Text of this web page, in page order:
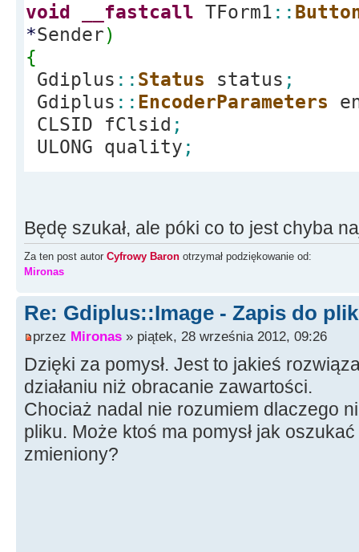
void __fastcall TForm1 ::
*Sender)
{
Gdiplus :: Status status ;
Gdiplus :: EncoderParameters
CLSID fClsid ;
ULONG quality ;
String sTemp= "c:\\
if(
imageFile= new Gdiplus ::
FALSE);
AnsiString sKomentarz = "Ala
Gdiplus::PropertyItem*item
Gdiplus::PropertyItem ();
item->id=
item->length
Będę szukał, ale póki co to jest chyba
Za ten post autor Cyfrowy Baron otrzymał podziękowanie od:
Mironas
Re: Gdiplus::Image - Zapis do
przez Mironas » piątek, 28 września 2012, 09:26
Dzięki za pomysł. Jest to jakieś
działaniu niż obracanie zawartości.
Chociaż nadal nie rozumiem dlaczego
pliku. Może ktoś ma pomysł jak
zmieniony?